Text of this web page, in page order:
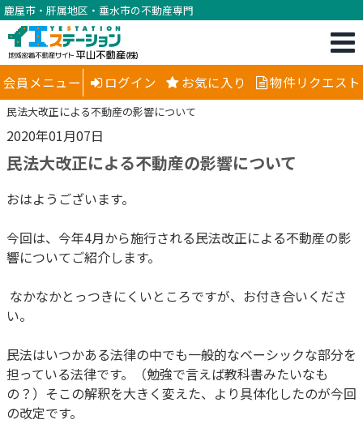
鹿屋市・肝属地区・垂水市の不動産専門
会員メニュー ログイン お気に入り 物件リクエスト
民法大改正による不動産の影響について
2020年01月07日
民法大改正による不動産の影響について
おはようございます。
今回は、今年4月から施行される民法改正による不動産の影
響についてご紹介します。
なかなかとっつきにくいところですが、お付き合いくださ
い。
民法はいつかある法律の中でも一般的なベーシックな部分を
担っている法律です。（勉強で言えば教科書みたいなも
の？）そこの解釈を大きく変えた、より具体化したのが今回
の改定です。